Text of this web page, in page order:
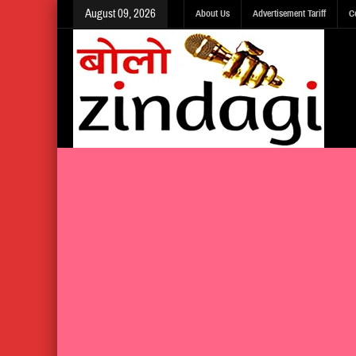
August 09, 2026 About Us Advertisement Tariff